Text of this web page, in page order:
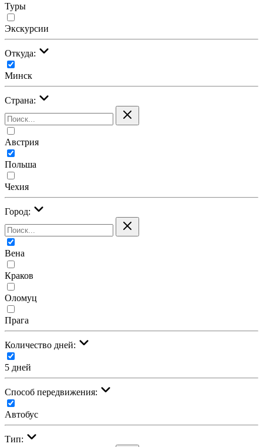
Туры
Экскурсии
Откуда:
Минск
Страна:
Австрия
Польша
Чехия
Город:
Вена
Краков
Оломуц
Прага
Количество дней:
5 дней
Cпособ передвижения:
Автобус
Тип: